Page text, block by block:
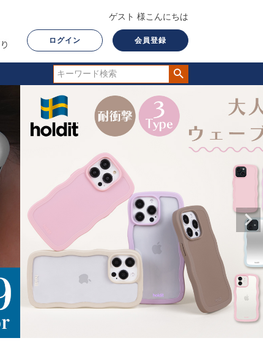
ゲスト 様こんにちは
ログイン 会員登録